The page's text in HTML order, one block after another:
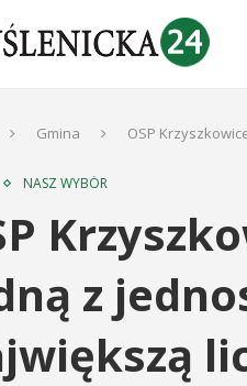
Gmina OSP
NASZ WYBÓR
z